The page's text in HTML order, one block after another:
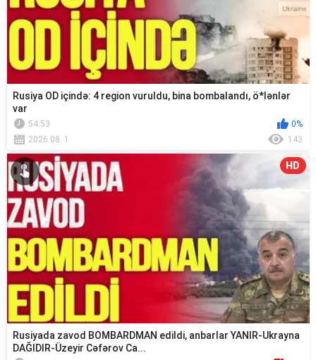
Rusiya OD içində: 4 region vuruldu, bina bombalandı, ö*lənlər
var
54:53
0%
2026.08. 1
143
HD
Rusiyada zavod BOMBARDMAN edildi, anbarlar YANIR-Ukrayna
DAĞIDIR-Üzeyir Cəfərov Ca...